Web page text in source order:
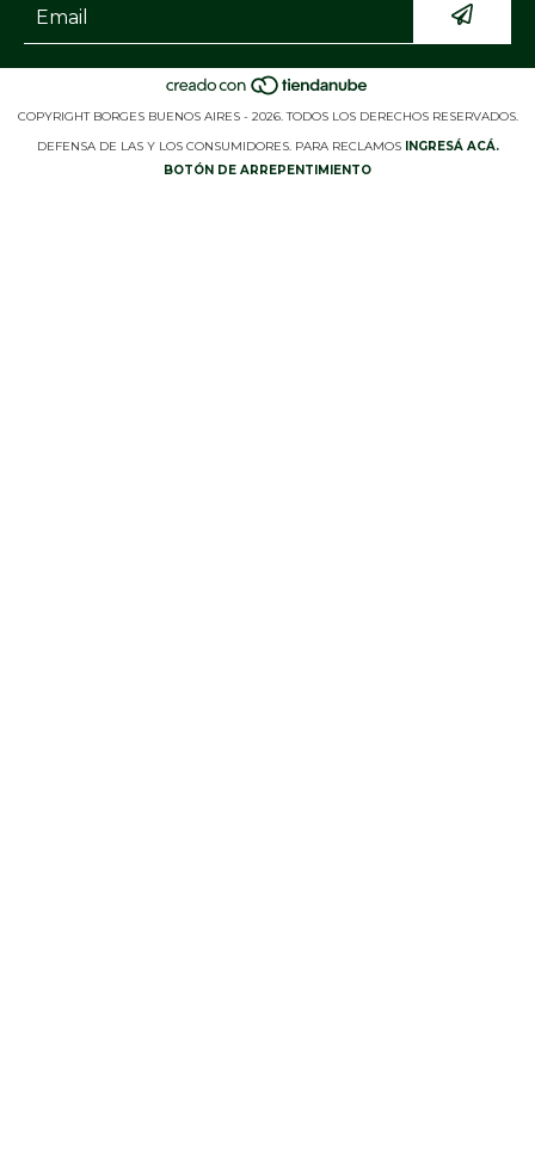
COPYRIGHT BORGES BUENOS AIRES - 2026. TODOS LOS DERECHOS RESERVADOS.
DEFENSA DE LAS Y LOS CONSUMIDORES. PARA RECLAMOS INGRESÁ ACÁ.
BOTÓN DE ARREPENTIMIENTO